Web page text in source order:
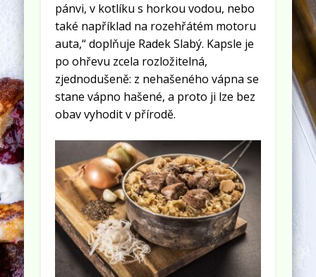
pánvi, v kotlíku s horkou vodou, nebo
také například na rozehřátém motoru
auta,“ doplňuje Radek Slabý. Kapsle je
po ohřevu zcela rozložitelná,
zjednodušeně: z nehašeného vápna se
stane vápno hašené, a proto ji lze bez
obav vyhodit v přírodě.